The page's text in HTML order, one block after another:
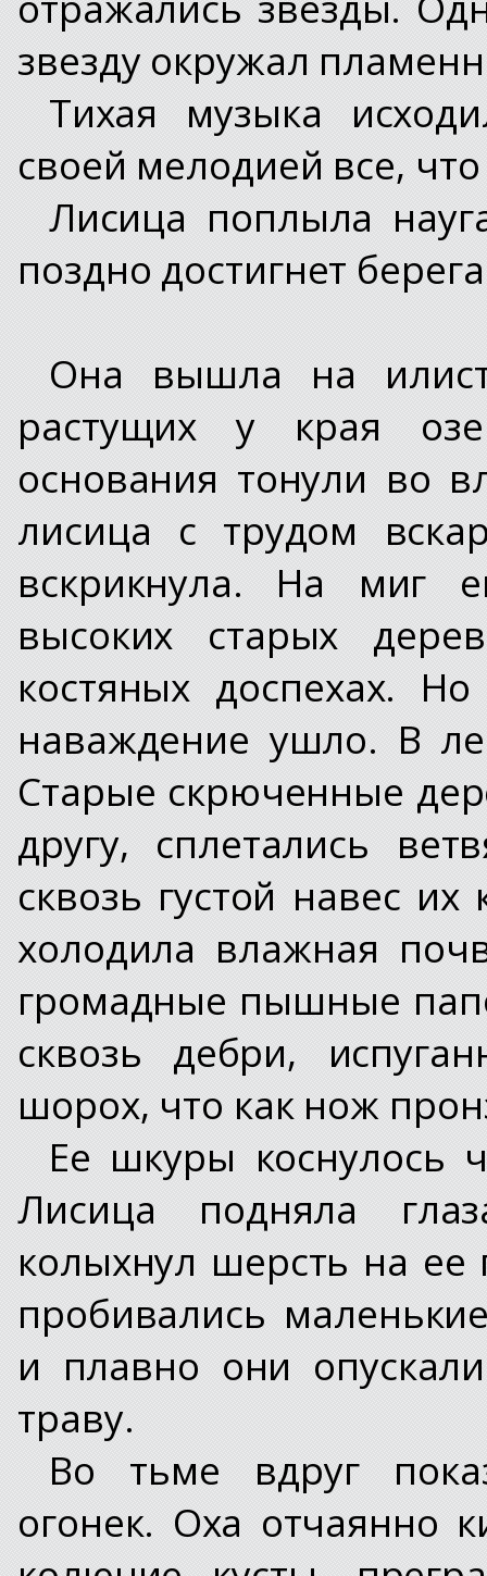
звезду окружал
Тихая музыка
своей мелодией все,
Лисица поплыла
поздно достигнет
Она вышла на
растущих у края
основания тонули во
лисица с трудом
вскрикнула. На миг
высоких старых
костяных доспехах.
наваждение ушло. В
Старые скрюченные
другу, сплетались
сквозь густой навес
холодила влажная
громадные пышные
сквозь дебри,
шорох, что как нож
Ее шкуры коснулось
Лисица подняла
колыхнул шерсть на ее
пробивались
и плавно они
траву.
Во тьме вдруг
огонек. Оха отчаянно